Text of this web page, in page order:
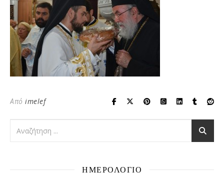
Από imelef
ΗΜΕΡΟΛΟΓΙΟ